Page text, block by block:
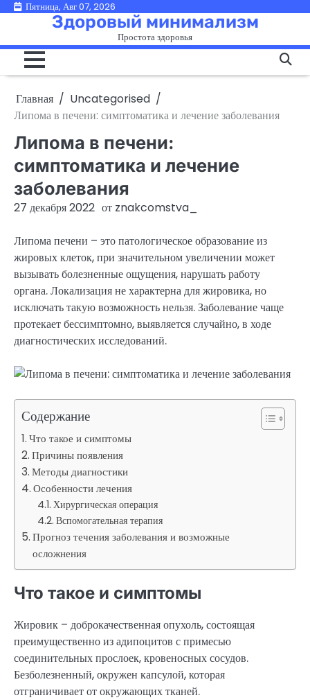
ПерейтиПятница, Авг 07, 2026
Здоровый минимализм
Простота здоровья
Главная
Uncategorised
Липома в печени: симптоматика и лечение заболевания
Липома в печени:
симптоматика и лечение
заболевания
27 декабря 2022 от znakcomstva_
Липома печени – это патологическое образование из
жировых клеток, при значительном увеличении может
вызывать болезненные ощущения, нарушать работу
органа. Локализация не характерна для жировика, но
исключать такую возможность нельзя. Заболевание чаще
протекает бессимптомно, выявляется случайно, в ходе
диагностических исследований.
Содержание
Что такое и симптомы
Причины появления
Методы диагностики
Особенности лечения
Хирургическая операция
Вспомогательная терапия
Прогноз течения заболевания и возможные
осложнения
Что такое и симптомы
Жировик – доброкачественная опухоль, состоящая
преимущественно из адипоцитов с примесью
соединительных прослоек, кровеносных сосудов.
Безболезненный, окружен капсулой, которая
отграничивает от окружающих тканей.